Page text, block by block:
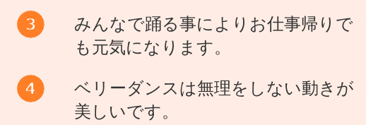
みんなで踊る事によりお仕事帰りで
も元気になります。
ベリーダンスは無理をしない動きが
美しいです。